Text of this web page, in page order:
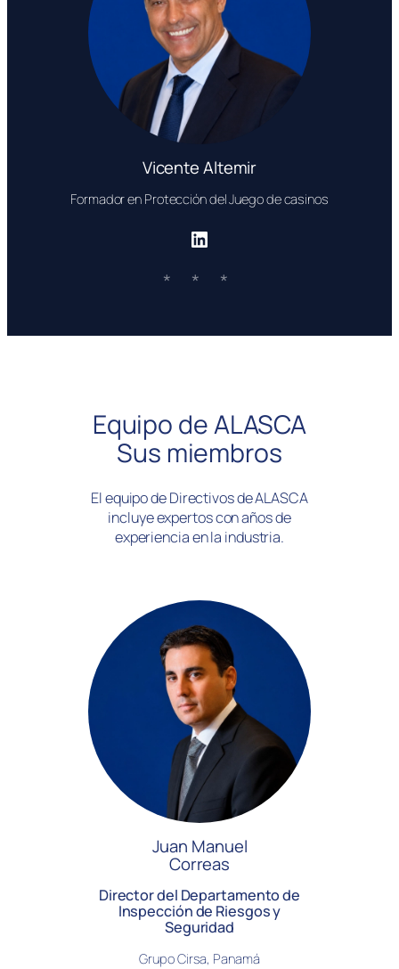
Vicente Altemir
Formador en Protección del Juego de casinos
LinkedIn
Equipo de ALASCA
Sus miembros
El equipo de Directivos de ALASCA
incluye expertos con años de
experiencia en la industria.
Juan Manuel
Correas
Director del Departamento de
Inspección de Riesgos y
Seguridad
Grupo Cirsa, Panamá